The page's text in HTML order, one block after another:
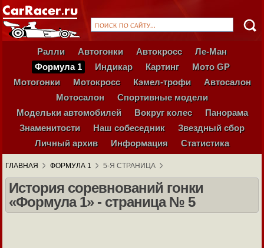
Ралли Автогонки Автокросс
Ле-Ман
Формула 1
Индикар Картинг
Мото GP
Мотогонки
Мотокросс Кэмел-трофи
Автосалон
Мотосалон
Спортивные модели
Модельки автомобилей
Вокруг колес
Панорама
Знаменитости
Наш собеседник
Звездный сбор
Личный архив
Информация Статистика
ГЛАВНАЯ ФОРМУЛА 1 5-Я СТРАНИЦА
История соревнований гонки
«Формула 1» - страница № 5